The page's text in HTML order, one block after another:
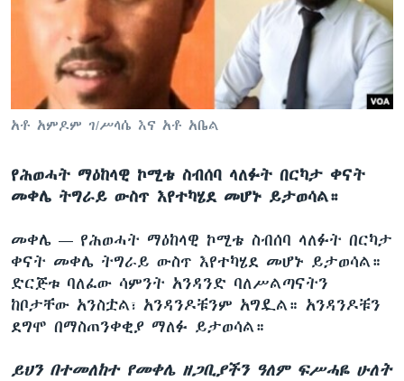
ቋንቋዎች
አቶ አምዶም ገ/ሥላሴ እና አቶ አቤል
የሕወሓት ማዕከላዊ ኮሚቴ ስብሰባ ላለፉት በርካታ ቀናት
መቀሌ ትግራይ ውስጥ እየተካሄደ መሆኑ ይታወሳል።
መቀሌ — የሕወሓት ማዕከላዊ ኮሚቴ ስብሰባ ላለፉት በርካታ
ቀናት መቀሌ ትግራይ ውስጥ እየተካሄደ መሆኑ ይታወሳል።
ድርጅቱ ባለፈው ሳምንት አንዳንድ ባለሥልጣናትን
ከቦታቸው አንስቷል፣ አንዳንዶቹንም አግዷል። አንዳንዶቹን
ደግሞ በማስጠንቀቂያ ማለፉ ይታወሳል።
ይህን በተመለከተ የመቀሌ ዘጋቢያችን ዓለም ፍሥሓዬ ሁለት